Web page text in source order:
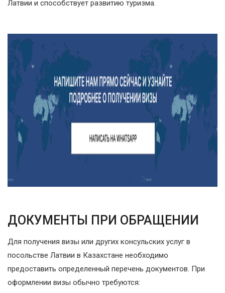
Латвии и способствует развитию туризма.
ДОКУМЕНТЫ ПРИ ОБРАЩЕНИИ
Для получения визы или других консульских услуг в
посольстве Латвии в Казахстане необходимо
предоставить определенный перечень документов. При
оформлении визы обычно требуются: